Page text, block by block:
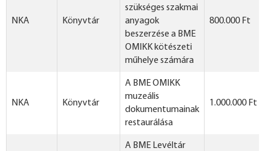
NKA Könyvtár
szükséges szakmai
anyagok
beszerzése a BME
OMIKK kötészeti
műhelye számára
800.000 Ft
NKA Könyvtár
A BME OMIKK
muzeális
dokumentumainak
restaurálása
1.000.000 Ft
A BME Levéltár